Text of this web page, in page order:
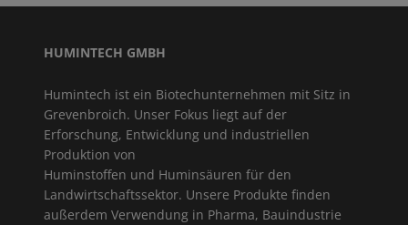
HUMINTECH GMBH
Humintech ist ein Biotechunternehmen mit Sitz in
Grevenbroich. Unser Fokus liegt auf der
Erforschung, Entwicklung und industriellen
Produktion von
Huminstoffen und Huminsäuren für den
Landwirtschaftssektor. Unsere Produkte finden
außerdem Verwendung in Pharma, Bauindustrie